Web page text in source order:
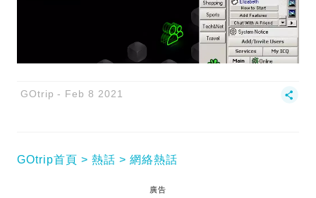
GOtrip Feb 8 2021
GOtrip首頁 熱話 網絡熱話
廣告